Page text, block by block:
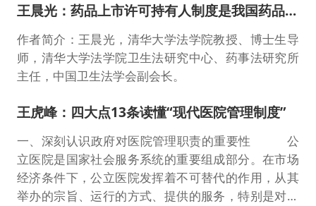
王晨光：药品上市许可持有人制度是我国药品注册制度改革突破口
作者简介：王晨光，清华大学法学院教授、博士生导
师，清华大学法学院卫生法研究中心、药事法研究所
主任，中国卫生法学会副会长。
王虎峰：四大点13条读懂“现代医院管理制度”
一、深刻认识政府对医院管理职责的重要性 公
立医院是国家社会服务系统的重要组成部分。在市场
经济条件下，公立医院发挥着不可替代的作用，从其
举办的宗旨、运行的方式、提供的服务，特别是对老